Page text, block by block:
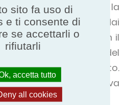
o evoluto) e la
L'energia usata dai
l'aria aumenta con il
e l'efficienza del
di azionamento.
energia annuale deriva
processi.
sito fa uso di
e ti consente di
se accettarli o
rifiutarli
accetta tutto
all cookies